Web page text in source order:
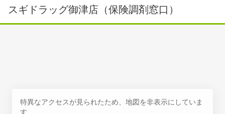
スギドラッグ御津店（保険調剤窓口）
特異なアクセスが見られたため、地図を非表示にしていま
す